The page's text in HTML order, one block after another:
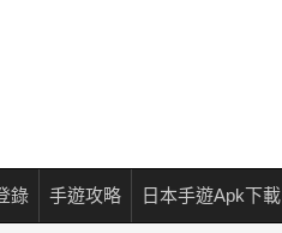
錄 手遊攻略 日本手遊Apk下載